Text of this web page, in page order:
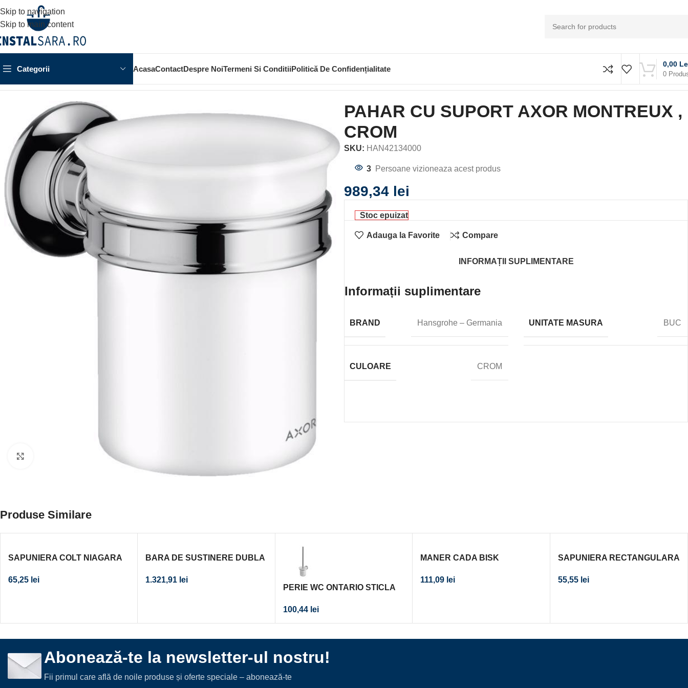
Skip to navigation
Skip to main content
Categorii AcasaContactDespre NoiTermeni Si ConditiiPolitică De Confidențialitate
0
0,00
PAHAR CU SUPORT AXOR MONTREUX ,
CROM
SKU: HAN42134000
3 Persoane vizioneaza acest produs
989,34 lei
Stoc epuizat
Adauga la Favorite Compare
INFORMAȚII SUPLIMENTARE
Informații suplimentare
BRAND Hansgrohe – Germania UNITATE MASURA BUC
CULOARE CROM
Produse Similare
SAPUNIERA COLT NIAGARA
65,25 lei
BARA DE SUSTINERE DUBLA
PRINDERE PE DREAPTA
1.321,91 lei
PERIE WC ONTARIO STICLA
100,44 lei
MANER CADA BISK
111,09 lei
SAPUNIERA RECTANGULARA
55,55 lei
Abonează-te la newsletter-ul nostru!
Fii primul care află de noile produse și oferte speciale – abonează-te